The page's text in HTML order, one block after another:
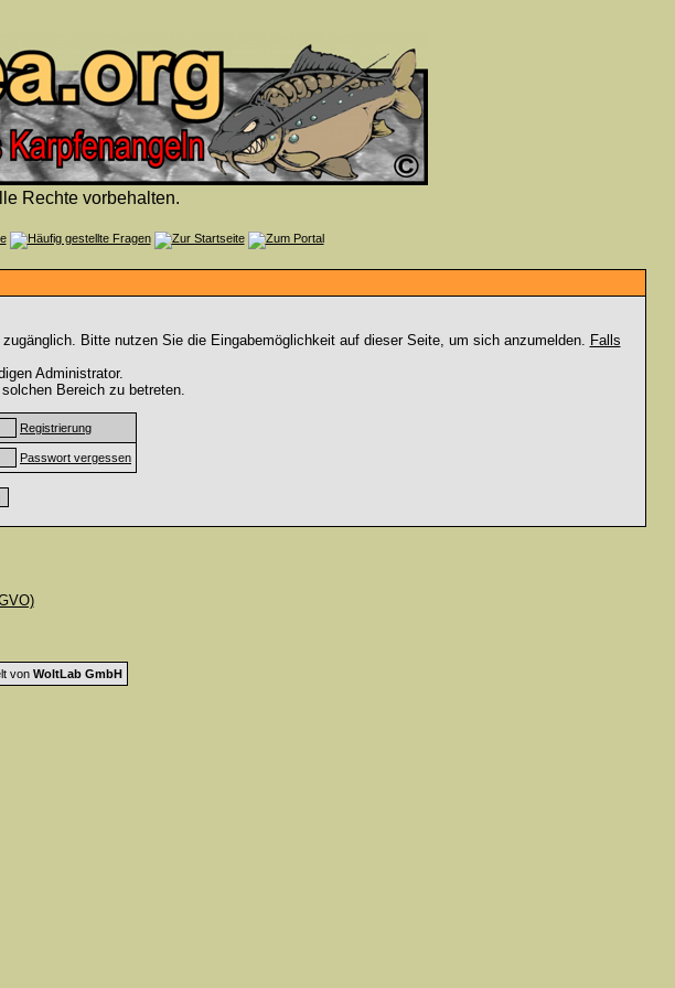
Rechte vorbehalten.
Bitte nutzen Sie die Eingabemöglichkeit auf dieser Seite, um sich anzumelden. Falls
Administrator.
Bereich zu betreten.
Registrierung
Passwort vergessen
von WoltLab GmbH